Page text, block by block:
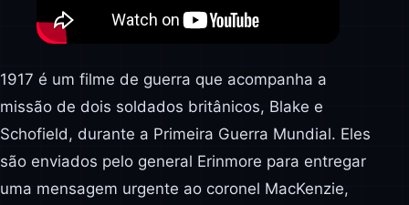
1917 é um filme de guerra que acompanha a
missão de dois soldados britânicos, Blake e
Schofield, durante a Primeira Guerra Mundial. Eles
são enviados pelo general Erinmore para entregar
uma mensagem urgente ao coronel MacKenzie,